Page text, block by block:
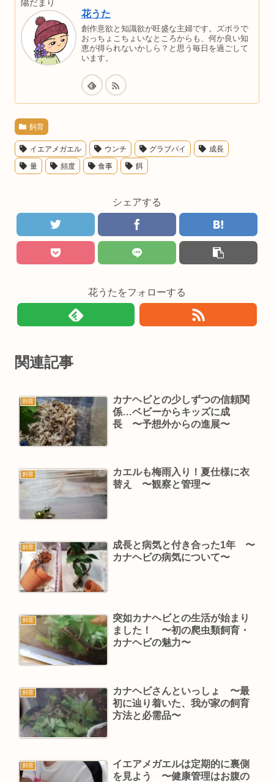
陽だまり
花うた
創作意欲と知識欲が旺盛な主婦です。ズボラで
おっちょこちょいなところからも、何か良い知
恵が得られないかしら？と思う毎日を過ごして
います。
飼育
イエアメガエル ウンチ グラブパイ
成長
量
頻度 食事 餌
シェアする
花うたをフォローする
関連記事
飼育
カナヘビとの少しずつの信頼関
係…ベビーからキッズに成
長 〜予想外からの進展〜
飼育
カエルも梅雨入り！夏仕様に衣
替え 〜観察と管理〜
飼育
成長と病気と付き合った1年 〜
カナヘビの病気について〜
飼育
突如カナヘビとの生活が始まり
ました！ 〜初の爬虫類飼育・
カナヘビの魅力〜
飼育
カナヘビさんといっしょ 〜最
初に辿り着いた、我が家の飼育
方法と必需品〜
飼育
イエアメガエルは定期的に裏側
を見よう 〜健康管理はお腹の